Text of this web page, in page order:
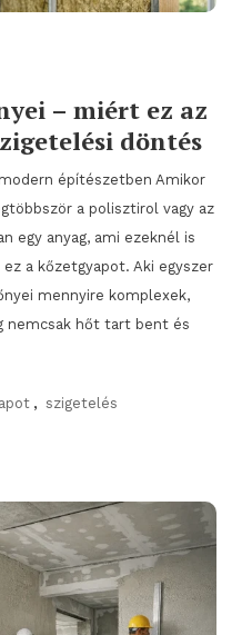
– miért ez az
döntés
építészetben Amikor
a polisztirol vagy az
egy anyag, ami ezeknél is
a kőzetgyapot. Aki egyszer
mennyire komplexek,
nemcsak hőt tart bent és
, szigetelés